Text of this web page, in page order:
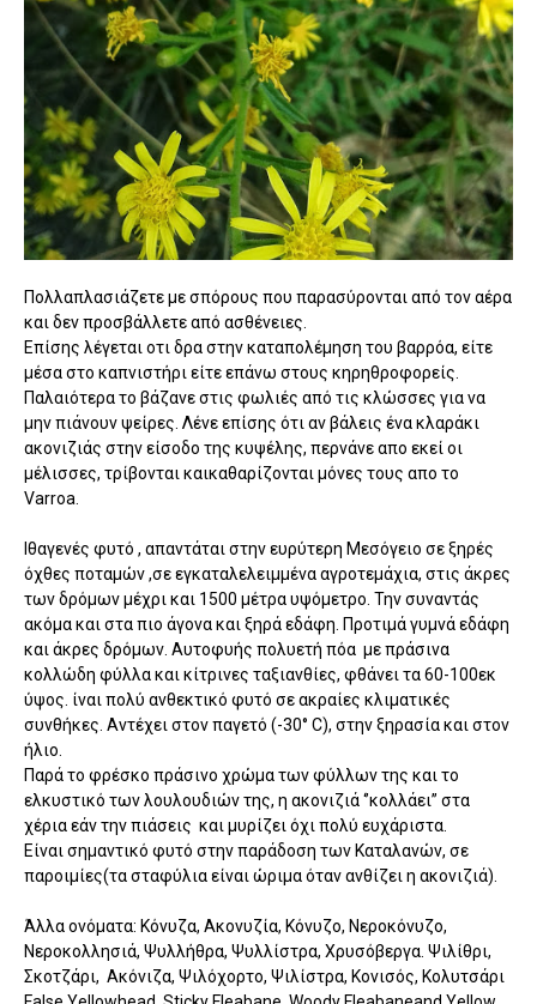
Πολλαπλασιάζετε με σπόρους που παρασύρονται από τον αέρα
και δεν προσβάλλετε από ασθένειες.
Επίσης λέγεται οτι δρα στην καταπολέμηση του βαρρόα, είτε
μέσα στο καπνιστήρι είτε επάνω στους κηρηθροφορείς.
Παλαιότερα το βάζανε στις φωλιές από τις κλώσσες για να
μην πιάνουν ψείρες. Λένε επίσης ότι αν βάλεις ένα κλαράκι
ακονιζιάς στην είσοδο της κυψέλης, περνάνε απο εκεί οι
μέλισσες, τρίβονται καικαθαρίζονται μόνες τους απο το
Varroa.
Ιθαγενές φυτό , απαντάται στην ευρύτερη Μεσόγειο σε ξηρές
όχθες ποταμών ,σε εγκαταλελειμμένα αγροτεμάχια, στις άκρες
των δρόμων μέχρι και 1500 μέτρα υψόμετρο. Την συναντάς
ακόμα και στα πιο άγονα και ξηρά εδάφη. Προτιμά γυμνά εδάφη
και άκρες δρόμων. Αυτοφυής πολυετή πόα με πράσινα
κολλώδη φύλλα και κίτρινες ταξιανθίες, φθάνει τα 60-100εκ
ύψος. ίναι πολύ ανθεκτικό φυτό σε ακραίες κλιματικές
συνθήκες. Αντέχει στον παγετό (-30° C), στην ξηρασία και στον
ήλιο.
Παρά το φρέσκο πράσινο χρώμα των φύλλων της και το
ελκυστικό των λουλουδιών της, η ακονιζιά ‘’κολλάει’’ στα
χέρια εάν την πιάσεις και μυρίζει όχι πολύ ευχάριστα.
Είναι σημαντικό φυτό στην παράδοση των Καταλανών, σε
παροιμίες(τα σταφύλια είναι ώριμα όταν ανθίζει η ακονιζιά).
Άλλα ονόματα: Κόνυζα, Ακονυζία, Κόνυζο, Νεροκόνυζο,
Νεροκολλησιά, Ψυλλήθρα, Ψυλλίστρα, Χρυσόβεργα. Ψιλίθρι,
Σκοτζάρι, Ακόνιζα, Ψιλόχορτο, Ψιλίστρα, Κονισός, Κολυτσάρι